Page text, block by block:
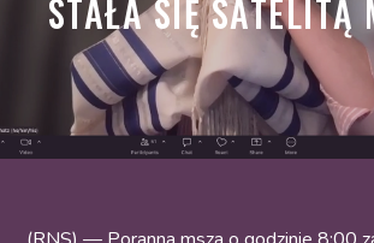
STAŁA SIĘ SATELITĄ